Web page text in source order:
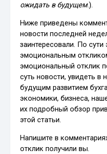
ожидать в будущем.).
Ниже приведены
новости последней
заинтересовали. По
эмоциональным
эмоциональный отклик
суть новости, увидеть
будущим развитием
экономики, бизнеса,
их подробный обзор
этой статьи.
Напишите в
отклик получили вы.